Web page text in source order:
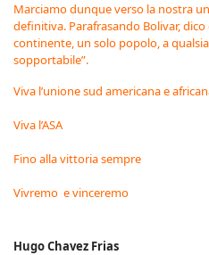
Marciamo dunque verso la nostra
definitiva. Parafrasando Bolivar,
continente, un solo popolo, a
sopportabile”.
Viva l’unione sud americana e
Viva l’ASA
Fino alla vittoria sempre
Vivremo e vinceremo
Hugo Chavez Frias